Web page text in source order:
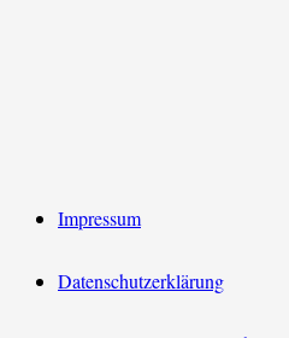
Impressum
Datenschutzerklärung